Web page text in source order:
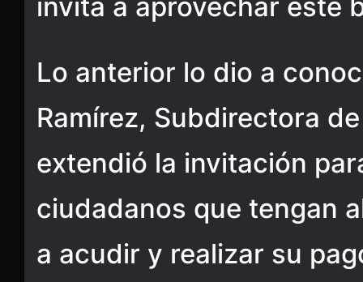
invita a aprovechar este
Lo anterior lo dio a
Ramírez, Subdirectora
extendió la invitación
ciudadanos que tengan
a acudir y realizar su